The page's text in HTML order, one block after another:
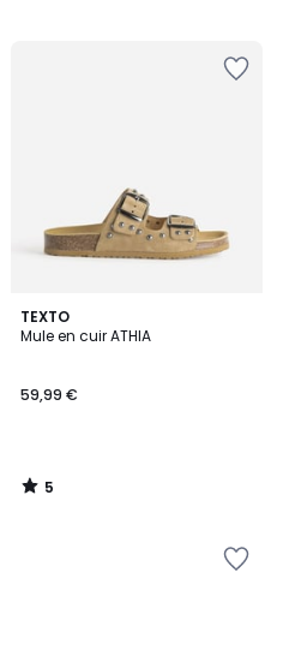
TEXTO
Mule en cuir ATHIA
59,99 €
5
/
5
/